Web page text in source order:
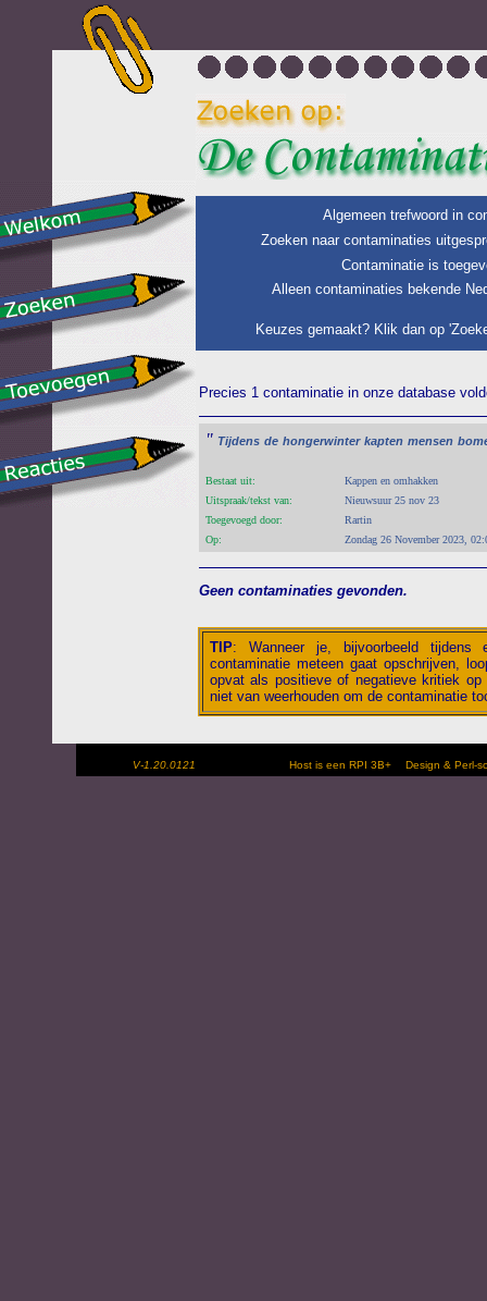
Algemeen trefwoord in
Zoeken naar contaminaties
Contaminatie is
Alleen contaminaties bekende
Keuzes gemaakt? Klik dan op
Precies 1 contaminatie in onze database
" Tijdens de hongerwinter kapten mensen
Bestaat uit:
Kappen en omhakken
Uitspraak/tekst van:
Nieuwsuur 25 nov 23
Toegevoegd door:
Rartin
Op:
Zondag 26 November 2023,
Geen contaminaties gevonden.
TIP: Wanneer je, bijvoorbeeld tijdens
contaminatie meteen gaat opschrijven,
opvat als positieve of negatieve kritiek
niet van weerhouden om de contaminatie
V-1.20.0121 Host is een RPI 3B+ Design &